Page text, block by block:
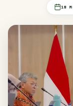
18